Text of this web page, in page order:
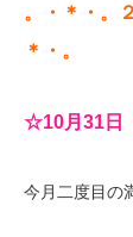
。・＊・。
＊・。
☆10月31 日
今月二度目の